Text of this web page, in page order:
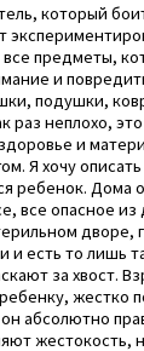
который
предметы,
и
подушки,
раз неплохо,
и
Я хочу
ребенок. Дома
все опасное из
дворе,
и есть то лишь
за хвост.
жестко
абсолютно
жестокость,